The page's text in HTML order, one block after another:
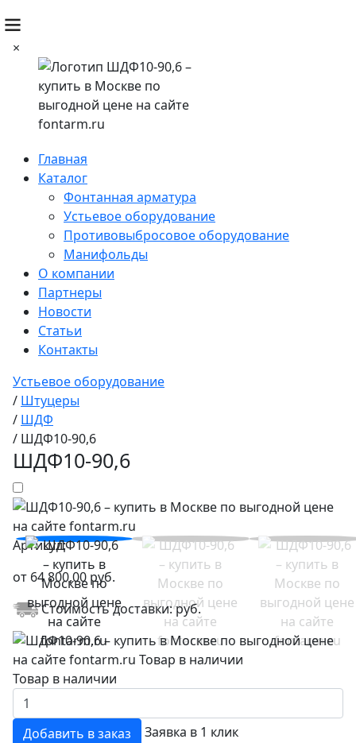
×
Главная
Каталог
Фонтанная арматура
Устьевое оборудование
Противовыбросовое оборудование
Манифольды
О компании
Партнеры
Новости
Статьи
Контакты
Устьевое оборудование
/ Штуцеры
/ ШДФ
/ ШДФ10-90,6
ШДФ10-90,6
Артикул:
от 64 800,00 руб.
Стоимость доставки:руб.
Товар в наличии
Добавить в заказ Заявка в 1 клик